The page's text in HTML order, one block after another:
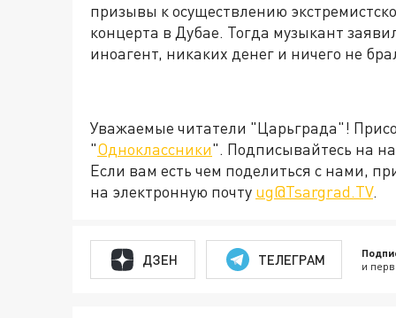
призывы к осуществлению
концерта в Дубае. Тогда музыкант
иноагент, никаких денег и ничего не
Уважаемые читатели "Царьграда"!
"Одноклассники". Подписывайтесь на
Если вам есть чем поделиться с нами,
на электронную почту ug@Tsargrad.TV.
ДЗЕН ТЕЛЕГРАМ и